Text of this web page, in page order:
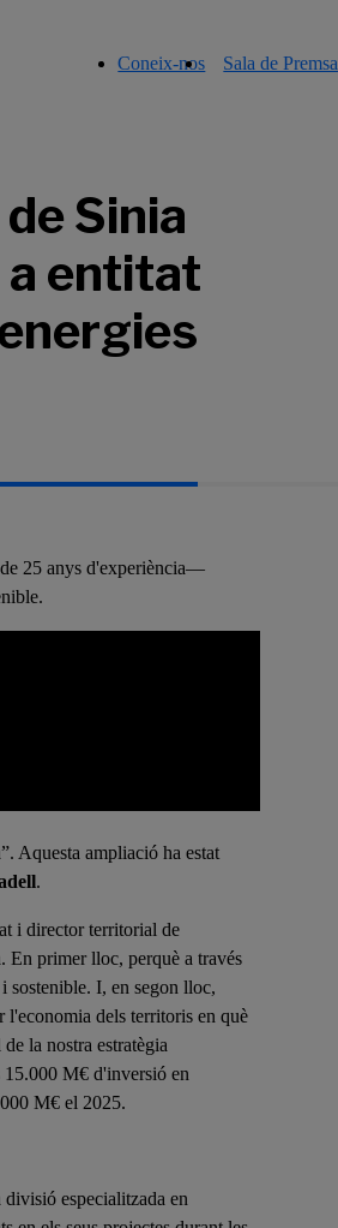
Coneix-nos Sala de Premsa
Sinia
a entitat
25 anys d'experiència—
Aquesta ampliació ha estat
.
i director territorial de
En primer lloc, perquè a través
sostenible. I, en segon lloc,
l'economia dels territoris en què
la nostra estratègia
15.000 M€ d'inversió en
M€ el 2025.
especialitzada en